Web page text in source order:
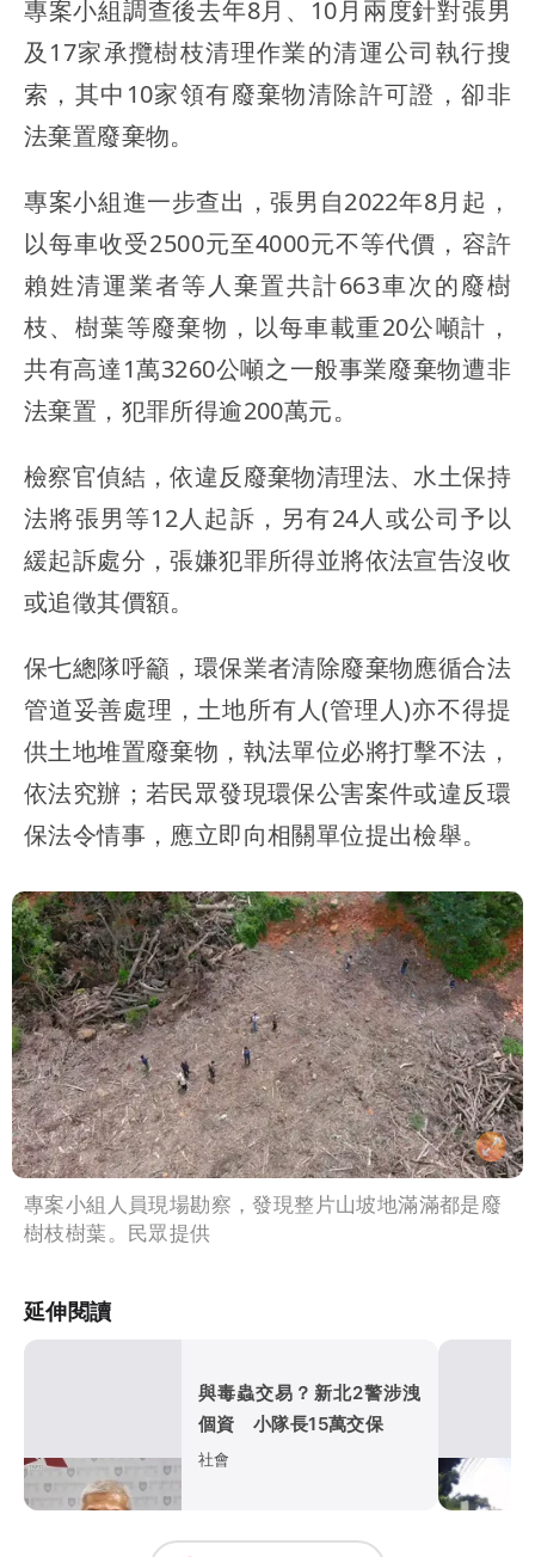
專案小組調查後去年8月、10月兩度針對張男
及17家承攬樹枝清理作業的清運公司執行搜
索，其中10家領有廢棄物清除許可證，卻非
法棄置廢棄物。
專案小組進一步查出，張男自2022年8月起，
以每車收受2500元至4000元不等代價，容許
賴姓清運業者等人棄置共計663車次的廢樹
枝、樹葉等廢棄物，以每車載重20公噸計，
共有高達1萬3260公噸之一般事業廢棄物遭非
法棄置，犯罪所得逾200萬元。
檢察官偵結，依違反廢棄物清理法、水土保持
法將張男等12人起訴，另有24人或公司予以
緩起訴處分，張嫌犯罪所得並將依法宣告沒收
或追徵其價額。
保七總隊呼籲，環保業者清除廢棄物應循合法
管道妥善處理，土地所有人(管理人)亦不得提
供土地堆置廢棄物，執法單位必將打擊不法，
依法究辦；若民眾發現環保公害案件或違反環
保法令情事，應立即向相關單位提出檢舉。
專案小組人員現場勘察，發現整片山坡地滿滿都是廢
樹枝樹葉。民眾提供
延伸閱讀
與毒蟲交易？新北2警涉洩
個資 小隊長15萬交保
社會